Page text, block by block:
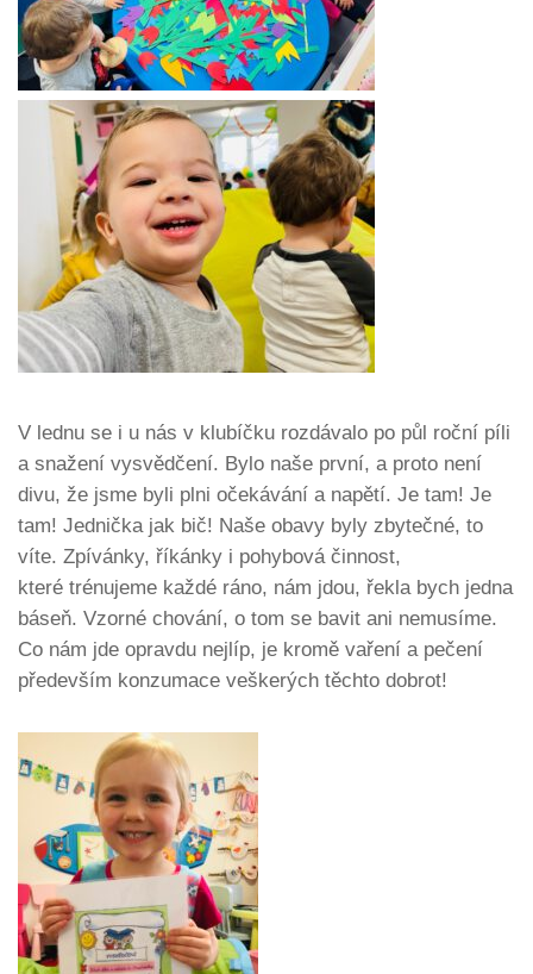
V lednu se i u nás v klubíčku rozdávalo po půl roční píli
a snažení vysvědčení. Bylo naše první, a proto není
divu, že jsme byli plni očekávání a napětí. Je tam! Je
tam! Jednička jak bič! Naše obavy byly zbytečné, to
víte. Zpívánky, říkánky i pohybová činnost,
které trénujeme každé ráno, nám jdou, řekla bych jedna
báseň. Vzorné chování, o tom se bavit ani nemusíme.
Co nám jde opravdu nejlíp, je kromě vaření a pečení
především konzumace veškerých těchto dobrot!